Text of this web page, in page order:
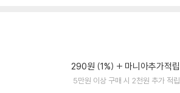
290원 (1%) 마니아추가적립
5만원 이상 구매 시 2천원 추가 적립